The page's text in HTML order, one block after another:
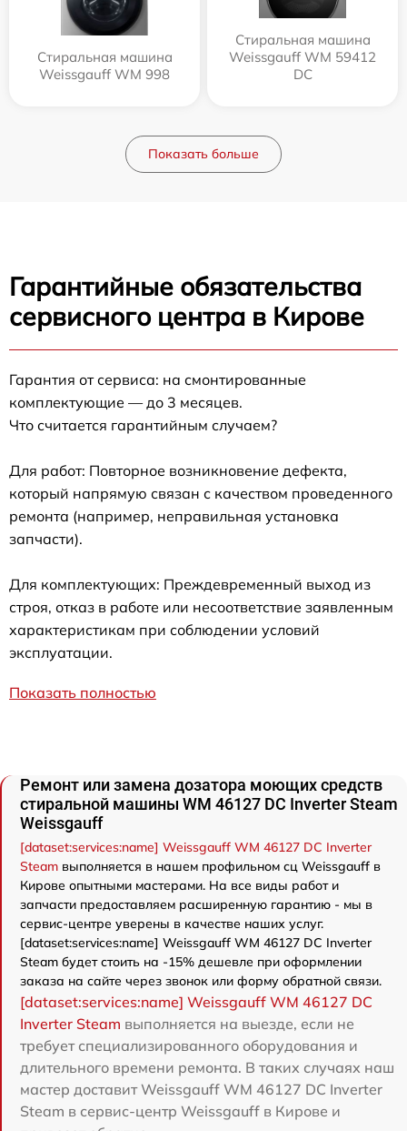
Стиральная машина
Weissgauff WM 998
Стиральная машина
Weissgauff WM 59412
DC
Показать больше
Гарантийные обязательства
сервисного центра в Кирове
Гарантия от сервиса: на смонтированные
комплектующие — до 3 месяцев.
Что считается гарантийным случаем?
Для работ: Повторное возникновение дефекта,
который напрямую связан с качеством проведенного
ремонта (например, неправильная установка
запчасти).
Для комплектующих: Преждевременный выход из
строя, отказ в работе или несоответствие заявленным
характеристикам при соблюдении условий
эксплуатации.
Показать полностью
Ремонт или замена дозатора моющих средств
стиральной машины WM 46127 DC Inverter Steam
Weissgauff
[dataset:services:name] Weissgauff WM 46127 DC Inverter
Steam выполняется в нашем профильном сц Weissgauff в
Кирове опытными мастерами. На все виды работ и
запчасти предоставляем расширенную гарантию - мы в
сервис-центре уверены в качестве наших услуг.
[dataset:services:name] Weissgauff WM 46127 DC Inverter
Steam будет стоить на -15% дешевле при оформлении
заказа на сайте через звонок или форму обратной связи.
[dataset:services:name] Weissgauff WM 46127 DC
Inverter Steam выполняется на выезде, если не
требует специализированного оборудования и
длительного времени ремонта. В таких случаях наш
мастер доставит Weissgauff WM 46127 DC Inverter
Steam в сервис-центр Weissgauff в Кирове и